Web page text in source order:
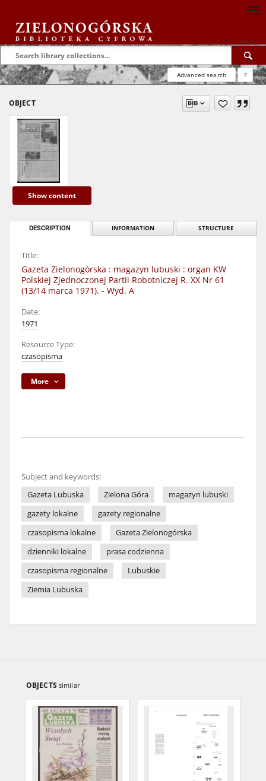
Advanced search ?
OBJECT
Show content
DESCRIPTION INFORMATION STRUCTURE
Title:
Gazeta Zielonogórska : magazyn lubuski : organ KW
Polskiej Zjednoczonej Partii Robotniczej R. XX Nr 61
(13/14 marca 1971). - Wyd. A
Date:
1971
Resource Type:
czasopisma
More
Subject and keywords:
Gazeta Lubuska
Zielona Góra
magazyn lubuski
gazety lokalne
gazety regionalne
czasopisma lokalne
Gazeta Zielonogórska
dzienniki lokalne
prasa codzienna
czasopisma regionalne
Lubuskie
Ziemia Lubuska
OBJECTS similar